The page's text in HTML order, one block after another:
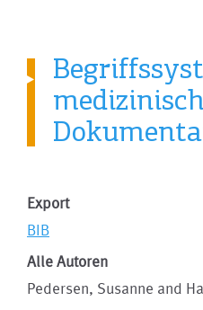
Export
BIB
Alle Autoren
Pedersen, Susanne and